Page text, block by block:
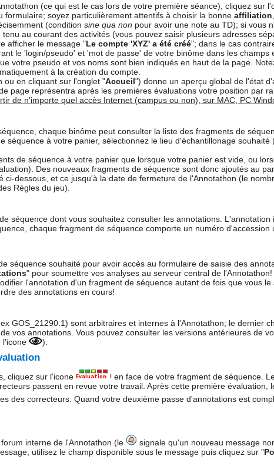
(ce qui est le cas lors de votre première séance), cliquez sur
formulaire; soyez particulièrement attentifs à choisir la bonne affiliation
(condition sine qua non pour avoir une note au TD); si vous
tenu au courant des activités (vous pouvez saisir plusieurs adresses
afficher le message "Le compte 'XYZ' a été créé"; dans le cas
le 'login/pseudo' et 'mot de passe' de votre binôme dans les
votre pseudo et vos noms sont bien indiqués en haut de la page.
à la création du compte.
ou en cliquant sur l'onglet "Accueil") donne un aperçu global de l'état
page représentra après les premières évaluations votre position par
de n'importe quel accès Internet (campus ou non), sur MAC, PC
chaque binôme peut consulter la liste des fragments de
séquence à votre panier, sélectionnez le lieu d'échantillonage souhaité
de séquence à votre panier que lorsque votre panier est vide, ou
Des nouveaux fragments de séquence sont donc ajoutés au
ci-dessous, et ce jusqu'à la date de fermeture de l'Annotathon (le
Règles du jeu).
séquence dont vous souhaitez consulter les annotations.
chaque fragment de séquence comporte un numéro
séquence souhaité pour avoir accès au formulaire de saisie des
" pour soumettre vos analyses au serveur central de
l'annotation d'un fragment de séquence autant de fois que vous
des annotations en cours!
GOS_21290.1) sont arbitraires et internes à l'Annotathon; le dernier
vos annotations. Vous pouvez consulter les versions antérieures de
l'icone
).
cliquez sur l'icone
en face de votre fragment de séquence.
passent en revue votre travail. Après cette première
des correcteurs. Quand votre deuxième passe d'annotations est
interne de l'Annotathon (le
signale qu'un nouveau message
utilisez le champ disponible sous le message puis cliquez sur "